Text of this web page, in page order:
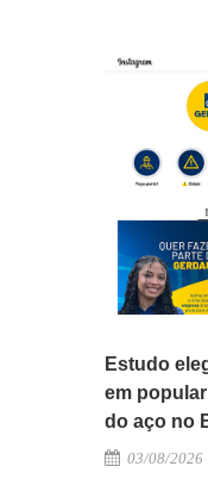
Estudo
em
do aço no
03/08/2026